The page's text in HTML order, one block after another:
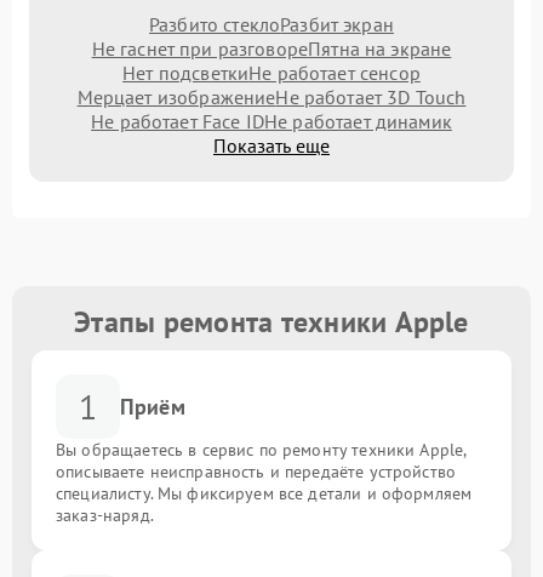
Разбито стеклоРазбит экран
Не гаснет при разговореПятна на экране
Нет подсветкиНе работает сенсор
Мерцает изображениеНе работает 3D Touch
Не работает Face IDНе работает динамик
Показать еще
Этапы ремонта техники Apple
1 Приём
Вы обращаетесь в сервис по ремонту техники Apple,
описываете неисправность и передаёте устройство
специалисту. Мы фиксируем все детали и оформляем
заказ-наряд.